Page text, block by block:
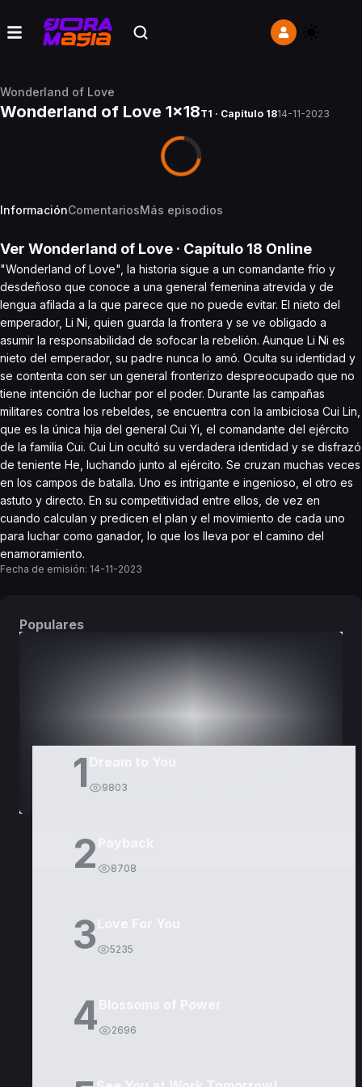
Wonderland of Love
Wonderland of Love 1x18T1 · Capítulo 1814-11-2023
InformaciónComentariosMás episodios
Ver Wonderland of Love · Capítulo 18 Online
"Wonderland of Love", la historia sigue a un comandante frío y
desdeñoso que conoce a una general femenina atrevida y de
lengua afilada a la que parece que no puede evitar. El nieto del
emperador, Li Ni, quien guarda la frontera y se ve obligado a
asumir la responsabilidad de sofocar la rebelión. Aunque Li Ni es
nieto del emperador, su padre nunca lo amó. Oculta su identidad y
se contenta con ser un general fronterizo despreocupado que no
tiene intención de luchar por el poder. Durante las campañas
militares contra los rebeldes, se encuentra con la ambiciosa Cui Lin,
que es la única hija del general Cui Yi, el comandante del ejército
de la familia Cui. Cui Lin ocultó su verdadera identidad y se disfrazó
de teniente He, luchando junto al ejército. Se cruzan muchas veces
en los campos de batalla. Uno es intrigante e ingenioso, el otro es
astuto y directo. En su competitividad entre ellos, de vez en
cuando calculan y predicen el plan y el movimiento de cada uno
para luchar como ganador, lo que los lleva por el camino del
enamoramiento.
Fecha de emisión: 14-11-2023
Populares
1 9803
2 8708
3 5235
4 2696